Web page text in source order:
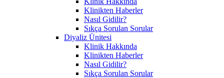
Klinikten Haberler
Nasıl Gidilir?
Sıkça Sorulan Sorular
Diyaliz Ünitesi
Klinik Hakkında
Klinikten Haberler
Nasıl Gidilir?
Sıkça Sorulan Sorular